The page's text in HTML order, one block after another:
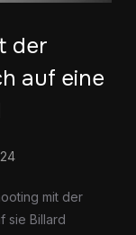
der
auf eine
mit der
sie Billard